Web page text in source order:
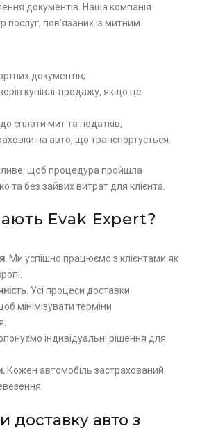
документів. Наша компанія
послуг, пов’язаних із митним
документів;
купівлі-продажу, якщо це
сплати мит та податків;
на авто, що транспортується.
щоб процедура пройшла
та без зайвих витрат для клієнта.
Evak Expert?
Ми успішно працюємо з клієнтами як
Усі процеси доставки
мінімізувати терміни
індивідуальні рішення для
Кожен автомобіль застрахований
доставку авто з